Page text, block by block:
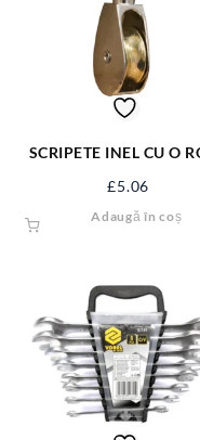
SCRIPETE INEL CU O
£5.06
Adaugă în coș